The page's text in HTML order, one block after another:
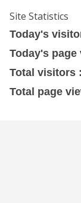
Site Statistics
Today's
Today's page
Total visitors :
Total page